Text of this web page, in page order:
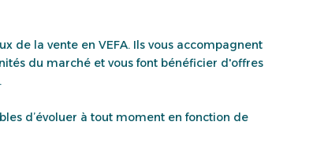
de la vente en VEFA. Ils vous accompagnent
du marché et vous font bénéficier d'offres
d’évoluer à tout moment en fonction de